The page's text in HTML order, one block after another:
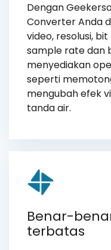
Dengan
Converter Anda
video, resolusi,
sample rate dan
menyediakan
seperti
mengubah efek
tanda air.
Benar-
terbatas